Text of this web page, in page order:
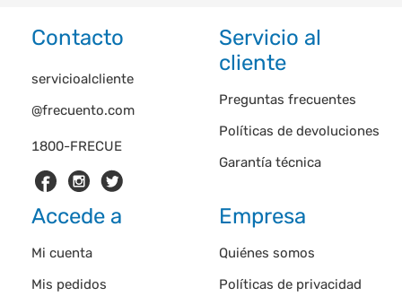
Contacto
1800-FRECUE
servicioalcliente
@frecuento.com
Servicio al
cliente
Preguntas frecuentes
Políticas de devoluciones
Garantía técnica
Accede a
Mi cuenta
Mis pedidos
Empresa
Quiénes somos
Políticas de privacidad